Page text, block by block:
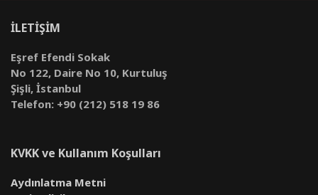
İLETİŞİM
Eşref Efendi Sokak
No 122, Daire No 10, Kurtuluş
Şişli, İstanbul
Telefon: +90 (212) 518 19 86
KVKK ve Kullanım Koşulları
Aydınlatma Metni